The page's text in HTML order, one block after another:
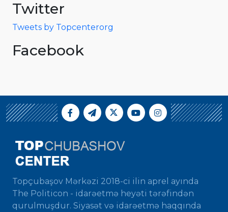
Twitter
Tweets by Topcenterorg
Facebook
Topçubaşov Mərkəzi 2018-ci ilin aprel ayında
The Politicon - idarəetmə heyəti tərəfindən
qurulmuşdur. Siyasət və idarəetmə haqqında